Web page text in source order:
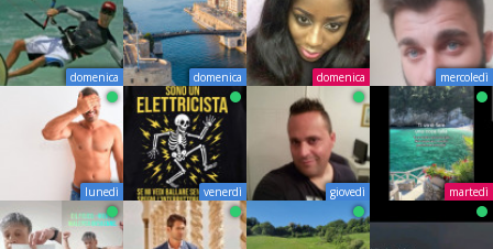
domenica domenica domenica mercoledì
lunedì venerdì giovedì martedì